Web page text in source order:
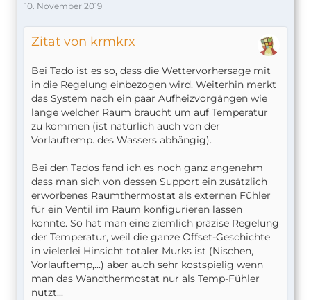
10. November 2019
Zitat von krmkrx
Bei Tado ist es so, dass die Wettervorhersage mit
in die Regelung einbezogen wird. Weiterhin merkt
das System nach ein paar Aufheizvorgängen wie
lange welcher Raum braucht um auf Temperatur
zu kommen (ist natürlich auch von der
Vorlauftemp. des Wassers abhängig).
Bei den Tados fand ich es noch ganz angenehm
dass man sich von dessen Support ein zusätzlich
erworbenes Raumthermostat als externen Fühler
für ein Ventil im Raum konfigurieren lassen
konnte. So hat man eine ziemlich präzise Regelung
der Temperatur, weil die ganze Offset-Geschichte
in vielerlei Hinsicht totaler Murks ist (Nischen,
Vorlauftemp,...) aber auch sehr kostspielig wenn
man das Wandthermostat nur als Temp-Fühler
nutzt...